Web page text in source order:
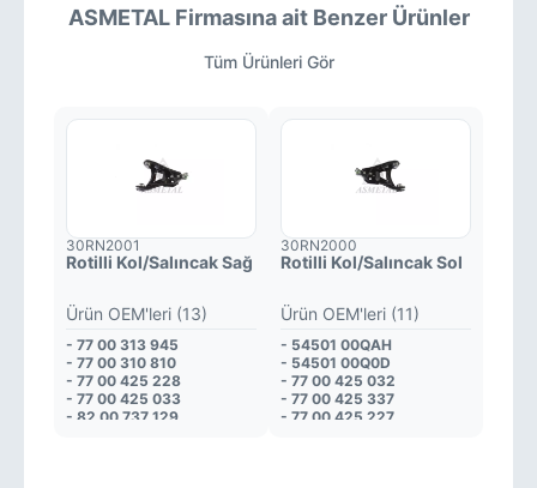
ASMETAL Firmasına ait Benzer Ürünler
Tüm Ürünleri Gör
30RN2001
Rotilli Kol/Salıncak Sağ
Ürün OEM'leri (13)
- 77 00 313 945
- 77 00 310 810
- 77 00 425 228
- 77 00 425 033
- 82 00 737 129
30RN2000
Rotilli Kol/Salıncak Sol
Ürün OEM'leri (11)
- 54501 00QAH
- 54501 00Q0D
- 77 00 425 032
- 77 00 425 337
- 77 00 425 227